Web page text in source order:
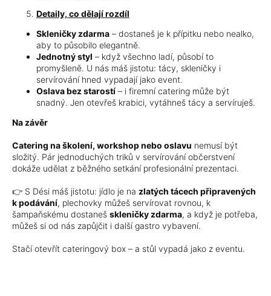
Detaily, co dělají rozdíl
Skleničky zdarma – dostaneš je k přípitku nebo nealko,
aby to působilo elegantně.
Jednotný styl – když všechno ladí, působí to
promyšleně. U nás máš jistotu: tácy, skleničky i
servírování hned vypadají jako event.
Oslava bez starostí – i firemní catering může být
snadný. Jen otevřeš krabici, vytáhneš tácy a servíruješ.
Na závěr
Catering na školení, workshop nebo oslavu nemusí být
složitý. Pár jednoduchých triků v servírování občerstvení
dokáže udělat z běžného setkání profesionální prezentaci.
👉 S Dési máš jistotu: jídlo je na zlatých tácech připravených
k podávání, plechovky můžeš servírovat rovnou, k
šampaňskému dostaneš skleničky zdarma, a když je potřeba,
můžeš si od nás zapůjčit i další gastro vybavení.
Stačí otevřít cateringový box – a stůl vypadá jako z eventu.